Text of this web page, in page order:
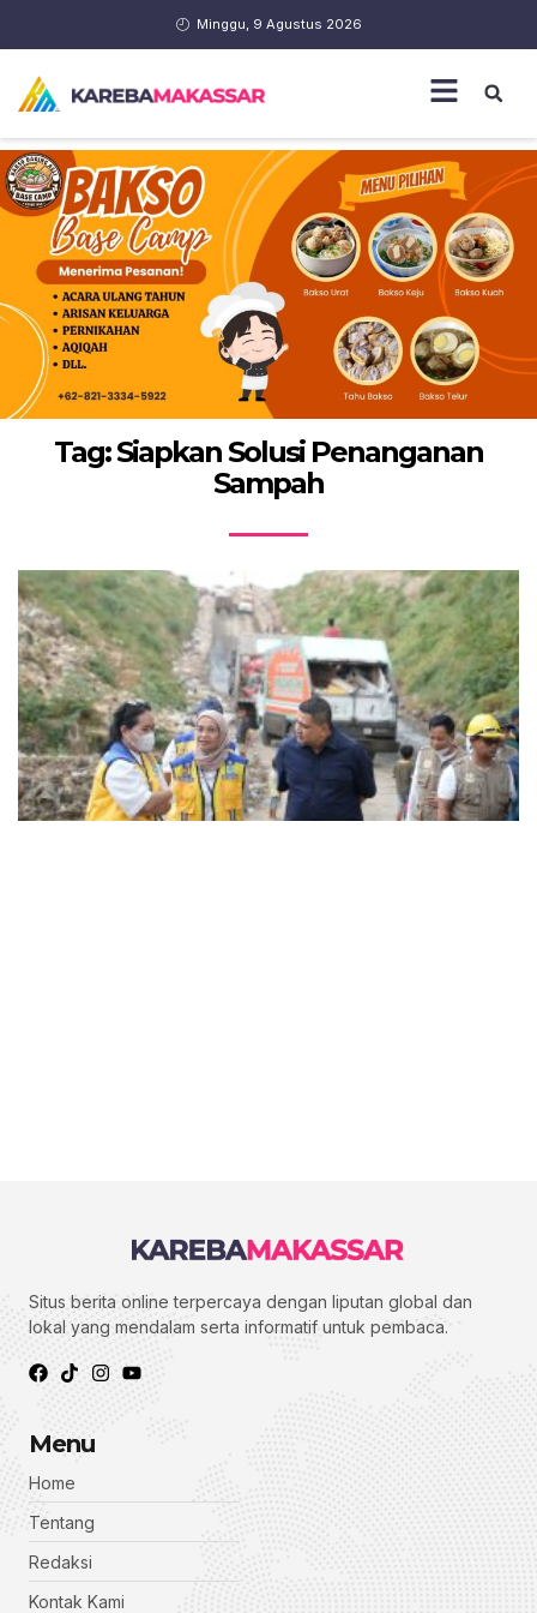
Minggu, 9 Agustus 2026
Tag: Siapkan Solusi Penanganan
Sampah
Situs berita online terpercaya dengan liputan global dan
lokal yang mendalam serta informatif untuk pembaca.
Menu
Home
Tentang
Redaksi
Kontak Kami